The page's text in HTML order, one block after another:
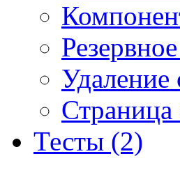
Удаление
Тесты (2)